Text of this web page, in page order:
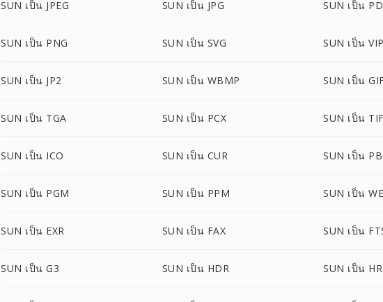
SUN เป็น JPEG SUN เป็น JPG SUN เป็น
SUN เป็น PNG SUN เป็น SVG SUN เป็น
SUN เป็น JP2 SUN เป็น WBMP SUN เป็น
SUN เป็น TGA SUN เป็น PCX SUN เป็น
SUN เป็น ICO SUN เป็น CUR SUN เป็น
SUN เป็น PGM SUN เป็น PPM SUN เป็น
SUN เป็น EXR SUN เป็น FAX SUN เป็น
SUN เป็น G3 SUN เป็น HDR SUN เป็น